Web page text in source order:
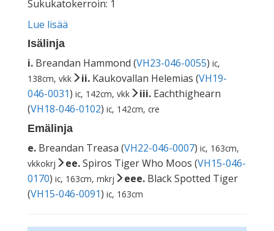
Sukukatokerroin: 1
Lue lisää
Isälinja
i. Breandan Hammond (VH23-046-0055) ic,
138cm, vkk
ii. Kaukovallan Helemias (VH19-
046-0031) ic, 142cm, vkk iii. Eachthighearn
(VH18-046-0102) ic, 142cm, cre
Emälinja
e. Breandan Treasa (VH22-046-0007) ic, 163cm,
vkkokrj
ee.Spiros Tiger Who Moos (VH15-046-
0170) ic, 163cm, mkrj eee. Black Spotted Tiger
(VH15-046-0091) ic, 163cm